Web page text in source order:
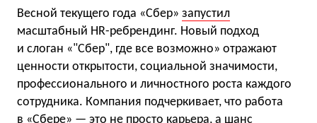
Весной текущего года «Сбер» запустил
масштабный HR-ребрендинг. Новый подход
и слоган «"Сбер", где все возможно» отражают
ценности открытости, социальной значимости,
профессионального и личностного роста каждого
сотрудника. Компания подчеркивает, что работа
в «Сбере» — это не просто карьера, а шанс